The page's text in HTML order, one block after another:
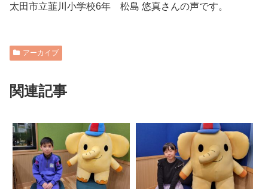
太田市立韮川小学校6年 松島 悠真さんの声です。
アーカイブ
関連記事